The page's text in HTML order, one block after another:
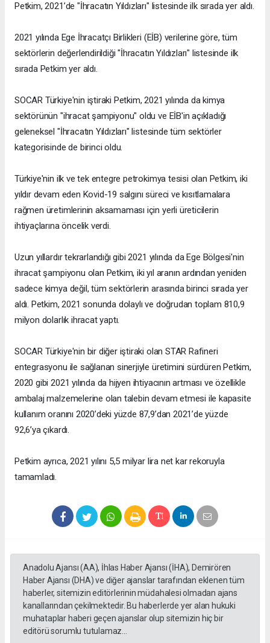
Petkim, 2021’de "İhracatın Yıldızları" listesinde ilk sırada yer aldı.
2021 yılında Ege İhracatçı Birlikleri (EİB) verilerine göre, tüm
sektörlerin değerlendirildiği "İhracatın Yıldızları" listesinde ilk
sırada Petkim yer aldı.
SOCAR Türkiye'nin iştiraki Petkim, 2021 yılında da kimya
sektörünün "ihracat şampiyonu" oldu ve EİB'in açıkladığı
geleneksel "İhracatın Yıldızları" listesinde tüm sektörler
kategorisinde de birinci oldu.
Türkiye'nin ilk ve tek entegre petrokimya tesisi olan Petkim, iki
yıldır devam eden Kovid-19 salgını süreci ve kısıtlamalara
rağmen üretimlerinin aksamaması için yerli üreticilerin
ihtiyaçlarına öncelik verdi.
Uzun yıllardır tekrarlandığı gibi 2021 yılında da Ege Bölgesi'nin
ihracat şampiyonu olan Petkim, iki yıl aranın ardından yeniden
sadece kimya değil, tüm sektörlerin arasında birinci sırada yer
aldı. Petkim, 2021 sonunda dolaylı ve doğrudan toplam 810,9
milyon dolarlık ihracat yaptı.
SOCAR Türkiye'nin bir diğer iştiraki olan STAR Rafineri
entegrasyonu ile sağlanan sinerjiyle üretimini sürdüren Petkim,
2020 gibi 2021 yılında da hijyen ihtiyacının artması ve özellikle
ambalaj malzemelerine olan talebin devam etmesi ile kapasite
kullanım oranını 2020’deki yüzde 87,9’dan 2021’de yüzde
92,6’ya çıkardı.
Petkim ayrıca, 2021 yılını 5,5 milyar lira net kar rekoruyla
tamamladı.
Anadolu Ajansı (AA), İhlas Haber Ajansı (İHA), Demirören
Haber Ajansı (DHA) ve diğer ajanslar tarafından eklenen tüm
haberler, sitemizin editörlerinin müdahalesi olmadan ajans
kanallarından çekilmektedir. Bu haberlerde yer alan hukuki
muhataplar haberi geçen ajanslar olup sitemizin hiç bir
editörü sorumlu tutulamaz...